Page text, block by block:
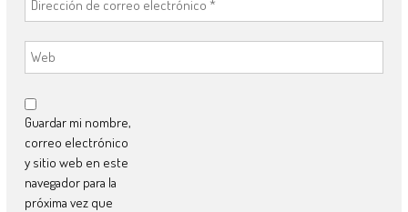
Guardar mi nombre,
correo electrónico
y sitio web en este
navegador para la
próxima vez que